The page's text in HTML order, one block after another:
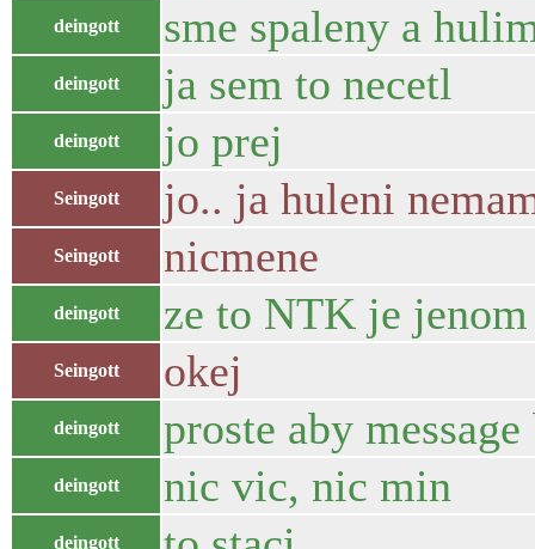
deingott sme spaleny a
deingott ja sem to necetl
deingott jo prej
Seingott jo.. ja huleni
Seingott nicmene
deingott ze to NTK je
Seingott okej
deingott proste aby
deingott nic vic, nic min
deingott